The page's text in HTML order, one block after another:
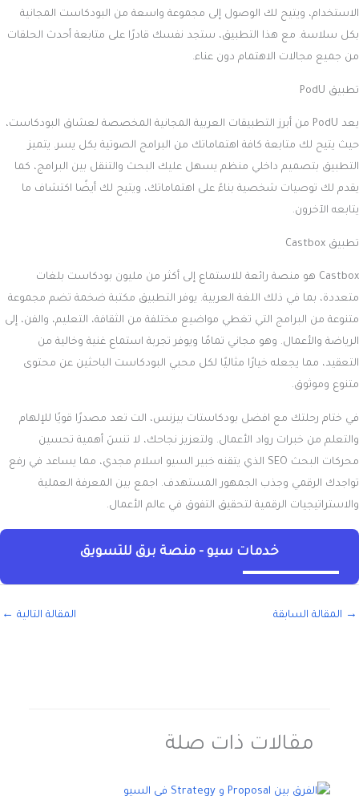
الاستخدام، ويتيح لك الوصول إلى مجموعة واسعة من البودكاست المجانية
بكل سلاسة. مع هذا التطبيق، ستجد نفسك قادرًا على متابعة أحدث الحلقات
من جميع مجالات الاهتمام دون عناء.
تطبيق PodU
يعد PodU من أبرز التطبيقات العربية المجانية المخصصة لعشاق البودكاست،
حيث يتيح لك متابعة كافة اهتماماتك من البرامج الصوتية بكل يسر. يتميز
التطبيق بتصميم داخلي منظم يسهل عليك البحث والتنقل بين البرامج، كما
يقدم لك توصيات شخصية بناءً على اهتماماتك، ويتيح لك أيضًا اكتشاف ما
يتابعه الآخرون.
تطبيق Castbox
Castbox هو منصة رائعة للاستماع إلى أكثر من مليون بودكاست بلغات
متعددة، بما في ذلك اللغة العربية. يوفر التطبيق مكتبة ضخمة تضم مجموعة
متنوعة من البرامج التي تغطي مواضيع مختلفة من الثقافة، التعليم، والفن، إلى
الرياضة والأعمال. وهو مجاني تمامًا ويوفر تجربة استماع غنية وخالية من
التعقيد، مما يجعله خيارًا مثاليًا لكل محبي البودكاست الباحثين عن محتوى
متنوع وموثوق.
في ختام رحلتك مع افضل بودكاستات بيزنس، الت تعد مصدرًا قويًا للإلهام
والتعلم من خبرات رواد الأعمال. ولتعزيز نجاحك، لا تنسَ أهمية تحسين
محركات البحث SEO الذي يتقنه خبير السيو اسلام مجدي، مما يساعد في رفع
تواجدك الرقمي وجذب الجمهور المستهدف. اجمع بين المعرفة العملية
والاستراتيجيات الرقمية لتحقيق التفوق في عالم الأعمال.
خدمات سيو - منصة برق للتسويق
→ المقالة السابقة المقالة التالية ←
مقالات ذات صلة